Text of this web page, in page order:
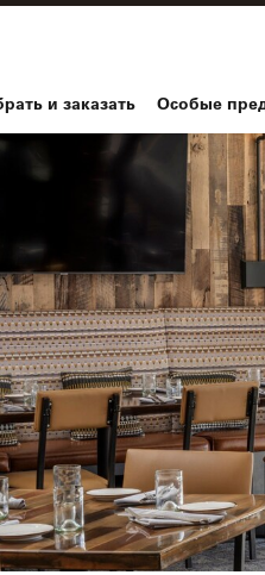
и заказать Особые